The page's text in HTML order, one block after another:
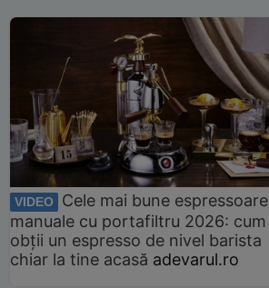
VIDEO
Cele mai bune espressoare
manuale cu portafiltru 2026: cum
obții un espresso de nivel barista
chiar la tine acasă adevarul.ro